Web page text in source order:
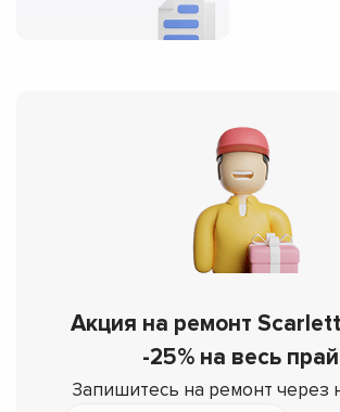
Акция на ремонт
-25% на весь
Запишитесь на ремонт через